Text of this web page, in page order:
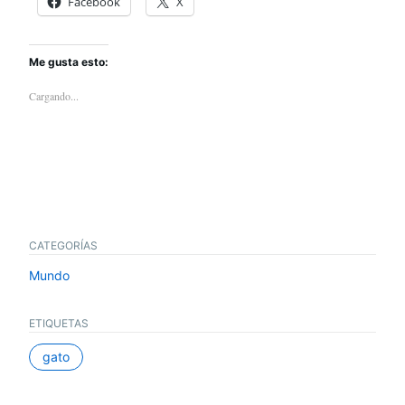
Me gusta esto:
Cargando...
CATEGORÍAS
Mundo
ETIQUETAS
gato